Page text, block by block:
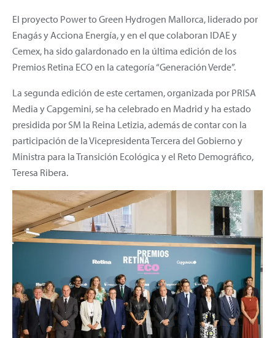
El proyecto Power to Green Hydrogen Mallorca, liderado por
Enagás y Acciona Energía, y en el que colaboran IDAE y
Cemex, ha sido galardonado en la última edición de los
Premios Retina ECO en la categoría “Generación Verde”.
La segunda edición de este certamen, organizada por PRISA
Media y Capgemini, se ha celebrado en Madrid y ha estado
presidida por SM la Reina Letizia, además de contar con la
participación de la Vicepresidenta Tercera del Gobierno y
Ministra para la Transición Ecológica y el Reto Demográfico,
Teresa Ribera.